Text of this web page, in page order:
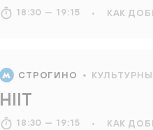
18:30 — 19:15 • КАК
СТРОГИНО
HIIT
18:30 — 19:15 • КАК